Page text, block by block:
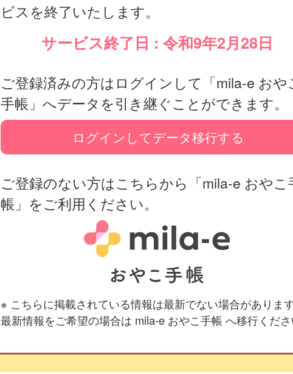
ビスを終了いたします。
サービス終了日 : 令和9年2月28日
ご登録済みの方はログインして「mila-e おや
手帳」へデータを引き継ぐことができます。
ログインしてデータ移行する
ご登録のない方はこちらから「mila-e おやこ
帳」をご利用ください。
※ こちらに掲載されている情報は最新でない場合がありま
最新情報をご希望の場合は mila-e おやこ手帳 へ移行くだ